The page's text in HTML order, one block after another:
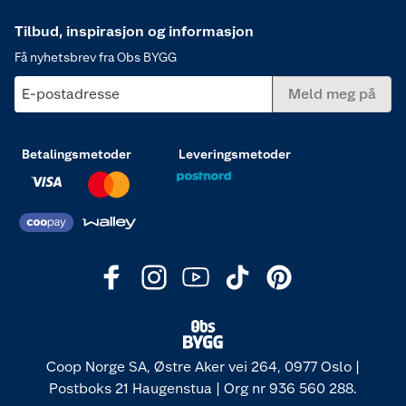
Tilbud, inspirasjon og informasjon
Få nyhetsbrev fra Obs BYGG
E-postadresse Meld meg på
Betalingsmetoder Leveringsmetoder
Coop Norge SA, Østre Aker vei 264, 0977 Oslo |
Postboks 21 Haugenstua | Org nr 936 560 288.